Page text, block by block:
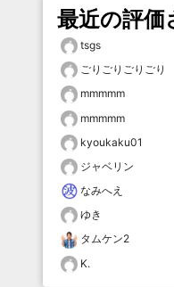
最近の評価
tsgs
ごりごりごりごり
mmmmm
mmmmm
kyoukaku01
ジャベリン
なみへえ
ゆき
タムケン2
K.